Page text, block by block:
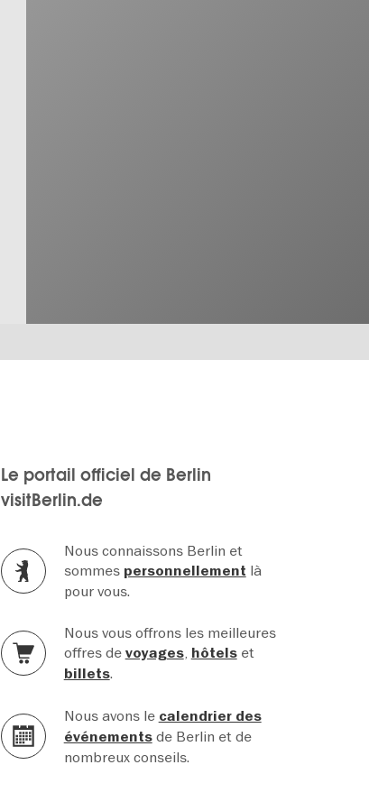
Le portail officiel de Berlin
visitBerlin.de
Nous connaissons Berlin et
sommes personnellement là
pour vous.
Nous vous offrons les meilleures
offres de voyages, hôtelset
billets.
Nous avons le calendrier des
événementsde Berlin et de
nombreux conseils.